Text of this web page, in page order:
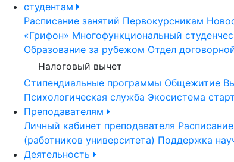
студентам
Расписание занятий Первокурсникам
«Грифон» Многофункциональный
Образование за рубежом Отдел
Налоговый вычет
Стипендиальные программы Общежитие
Психологическая служба Экосистема
Преподавателям
Личный кабинет преподавателя
(работников университета) Поддержка
Деятельность